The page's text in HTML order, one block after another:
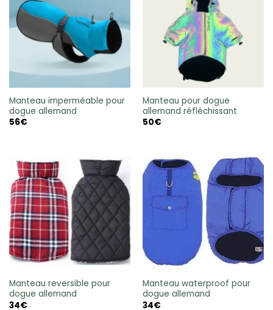
Manteau imperméable pour
dogue allemand
56€
Manteau pour dogue
allemand réfléchissant
50€
Manteau reversible pour
dogue allemand
34€
Manteau waterproof pour
dogue allemand
34€